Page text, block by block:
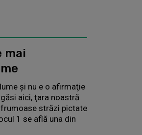
mai
şi nu e o afirmaţie
aici, ţara noastră
străzi pictate
1 se află una din